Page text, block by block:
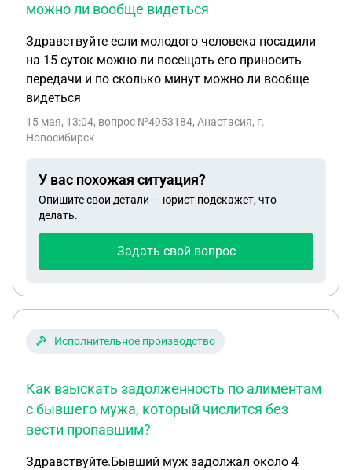
можно ли вообще видеться
Здравствуйте если молодого человека посадили
на 15 суток можно ли посещать его приносить
передачи и по сколько минут можно ли вообще
видеться
15 мая, 13:04, вопрос №4953184, Анастасия, г.
Новосибирск
У вас похожая ситуация?
Опишите свои детали — юрист подскажет, что
делать.
Задать свой вопрос
Исполнительное производство
Как взыскать задолженность по алиментам
с бывшего мужа, который числится без
вести пропавшим?
Здравствуйте.Бывший муж задолжал около 4